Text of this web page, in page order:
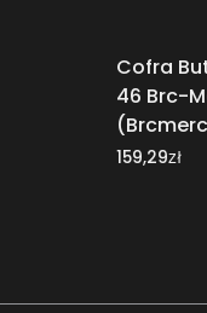
Cofra
46 Brc-
159,29zł